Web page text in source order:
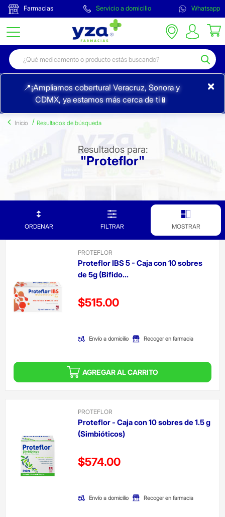
Farmacias Servicio a domicilio Whatsapp
📍¡Ampliamos cobertura! Veracruz, Sonora y
CDMX, ya estamos más cerca de ti📱
×
Inicio Resultados de búsqueda
Resultados para:
"Proteflor"
ORDENAR FILTRAR MOSTRAR
PROTEFLOR
Proteflor IBS 5 - Caja con 10 sobres
de 5g (Bifido...
Precio reducido de
$515.00
Envío a domicilio Recoger en farmacia
AGREGAR AL CARRITO
PROTEFLOR
Proteflor - Caja con 10 sobres de 1.5 g
(Simbióticos)
Precio reducido de
$574.00
Envío a domicilio Recoger en farmacia